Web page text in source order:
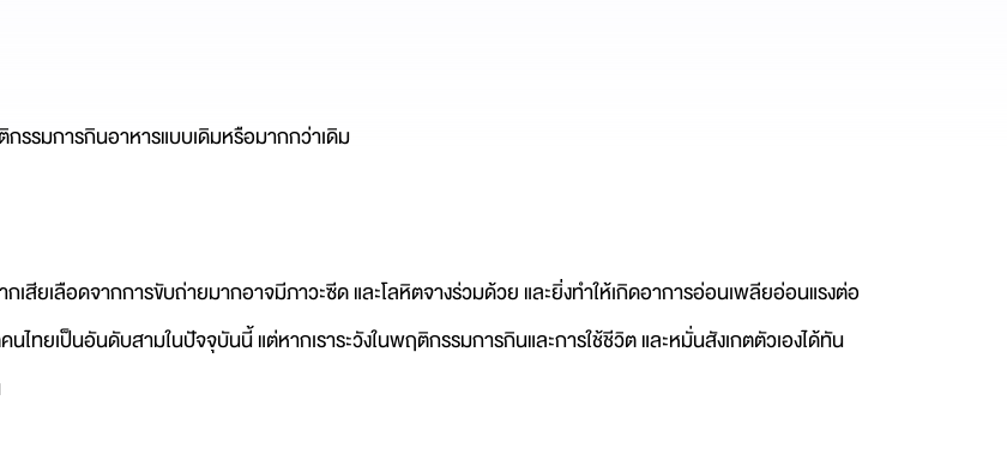
รมการกินอาหารแบบเดิมหรือมากกว่าเดิม
สียเลือดจากการขับถ่ายมากอาจมีภาวะซีด และโลหิตจางร่วมด้วย และยิ่งทำให้เกิดอาการอ่อนเพลียอ่อนแรงต่อ
คนไทยเป็นอันดับสามในปัจจุบันนี้ แต่หากเราระวังในพฤติกรรมการกินและการใช้ชีวิต และหมั่นสังเกตตัวเองได้ทัน